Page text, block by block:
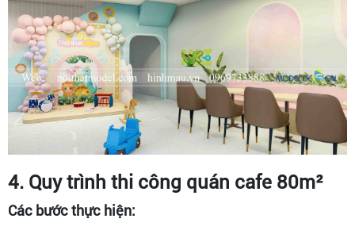
4. Quy trình thi công quán cafe 80m²
Các bước thực hiện: